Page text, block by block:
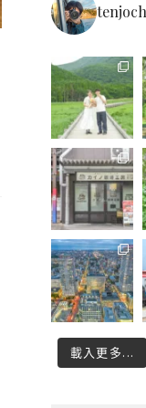
載入更多...